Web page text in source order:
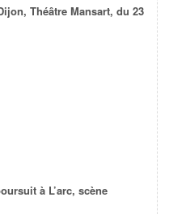
Théâtre Mansart, du 23
à L’arc, scène